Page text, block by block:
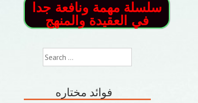
سلسلة مهمة ونافعة جدا
في العقيدة والمنهج
Search
for:
فوائد مختاره